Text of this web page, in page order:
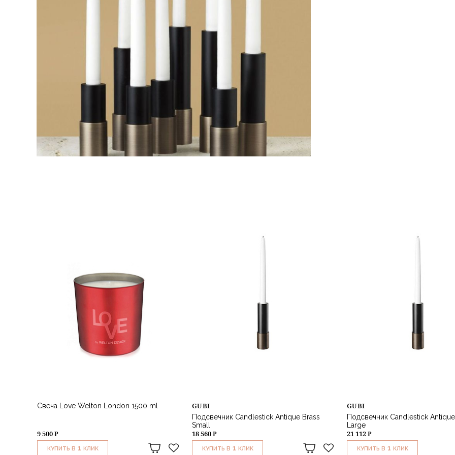
Свеча Love Welton London 1500 ml
9 500 ₽
КУПИТЬ В 1 КЛИК
GUBI
Подсвечник Candlestick Antique Brass
Small
18 560 ₽
КУПИТЬ В 1 КЛИК
GUBI
Подсвечник Candlestick
Large
21 112 ₽
КУПИТЬ В 1 КЛИК